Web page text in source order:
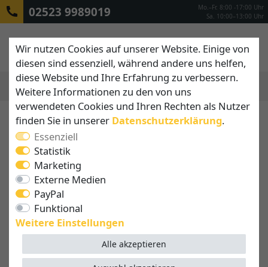
02523 9989019
Mo.–Fr. 8:00 -17:00 Uhr
Sa. 10:00–13:00 Uhr
Wir nutzen Cookies auf unserer Website. Einige von
diesen sind essenziell, während andere uns helfen,
diese Website und Ihre Erfahrung zu verbessern.
Weitere Informationen zu den von uns
verwendeten Cookies und Ihren Rechten als Nutzer
finden Sie in unserer Daten­schutz­erklärung.
Essenziell
Statistik
Marketing
Externe Medien
PayPal
Funktional
Weitere Einstellungen
Alle akzeptieren